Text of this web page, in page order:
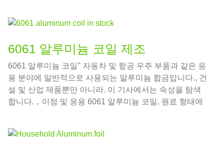
6061 알루미늄 코일 제조
6061 알루미늄 코일" 자동차 및 항공 우주 부품과 같은 응
용 분야에 일반적으로 사용되는 알루미늄 합금입니다., 건
설 및 산업 제품뿐만 아니라. 이 기사에서는 속성을 탐색
합니다.，이점 및 응용 6061 알루미늄 코일, 원료 형태에